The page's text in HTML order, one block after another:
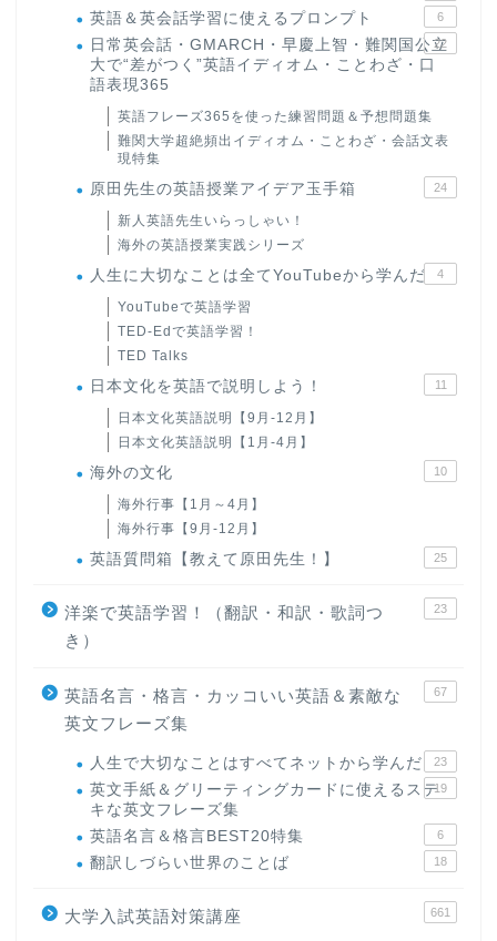
英語＆英会話学習に使えるプロンプト
6
日常英会話・GMARCH・早慶上智・難関国公立
大で“差がつく”英語イディオム・ことわざ・口
語表現365
22
英語フレーズ365を使った練習問題＆予想問題集
難関大学超絶頻出イディオム・ことわざ・会話文表
現特集
原田先生の英語授業アイデア玉手箱 24
新人英語先生いらっしゃい！
海外の英語授業実践シリーズ
人生に大切なことは全てYouTubeから学んだ 4
YouTubeで英語学習
TED-Edで英語学習！
TED Talks
日本文化を英語で説明しよう！ 11
日本文化英語説明【9月-12月】
日本文化英語説明【1月-4月】
海外の文化 10
海外行事【1月～4月】
海外行事【9月-12月】
英語質問箱【教えて原田先生！】 25
洋楽で英語学習！（翻訳・和訳・歌詞つ
き）
23
英語名言・格言・カッコいい英語＆素敵な
英文フレーズ集
67
人生で大切なことはすべてネットから学んだ 23
英文手紙＆グリーティングカードに使えるステ
キな英文フレーズ集
19
英語名言＆格言BEST20特集 6
翻訳しづらい世界のことば 18
大学入試英語対策講座 661